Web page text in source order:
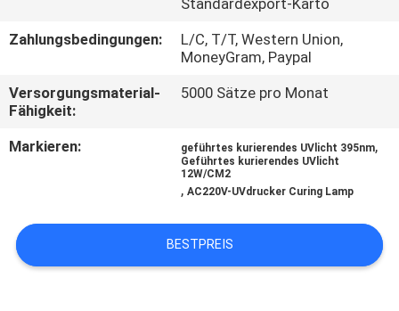
MIT
IN
VERBINDUNG
FORDERN
SIE
Standardexport-Karto
Zahlungsbedingungen:
L/C, T/T, Western Union,
MoneyGram, Paypal
Versorgungsmaterial-
Fähigkeit:
5000 Sätze pro Monat
Markieren: geführtes kurierendes UVlicht 395nm,
Geführtes kurierendes UVlicht
12W/CM2
,AC220V-UVdrucker Curing Lamp
BESTPREIS